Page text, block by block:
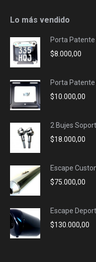
opens
new
window
opens
new
window
opens
new
window
opens
new
window
Lo más vendido
Porta
$8.000,00
Porta
$10.000,00
2 Bujes
$18.000,00
Escape
$75.000,00
Escape
$130.000,00